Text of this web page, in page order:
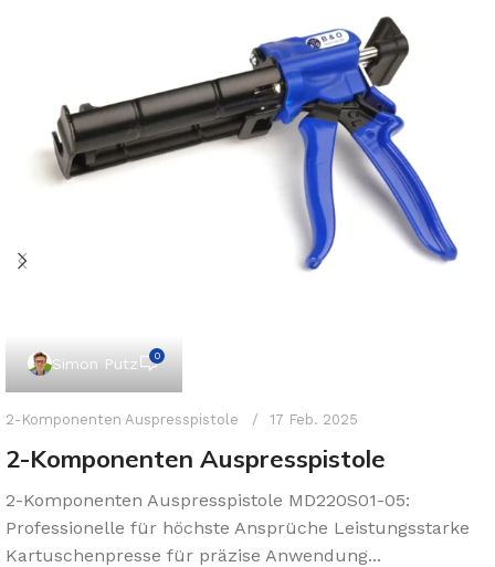
Simon Putz 0
2-Komponenten Auspresspistole 17 Feb. 2025
2-Komponenten Auspresspistole
2-Komponenten Auspresspistole MD220S01-05:
Professionelle für höchste Ansprüche Leistungsstarke
Kartuschenpresse für präzise Anwendung...